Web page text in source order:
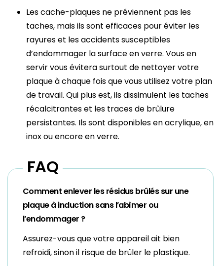
Les cache-plaques ne préviennent pas les
taches, mais ils sont efficaces pour éviter les
rayures et les accidents susceptibles
d’endommager la surface en verre. Vous en
servir vous évitera surtout de nettoyer votre
plaque à chaque fois que vous utilisez votre plan
de travail. Qui plus est, ils dissimulent les taches
récalcitrantes et les traces de brûlure
persistantes. Ils sont disponibles en acrylique, en
inox ou encore en verre.
FAQ
Comment enlever les résidus brûlés sur une
plaque à induction sans l’abîmer ou
l’endommager ?
Assurez-vous que votre appareil ait bien
refroidi, sinon il risque de brûler le plastique.